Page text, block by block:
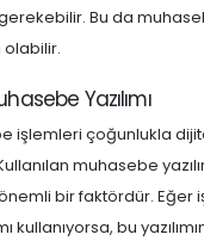
Bu da
olabilir.
Yazılımı
işlemleri çoğunlukla
muhasebe
bir faktördür. Eğer
kullanıyorsa, bu